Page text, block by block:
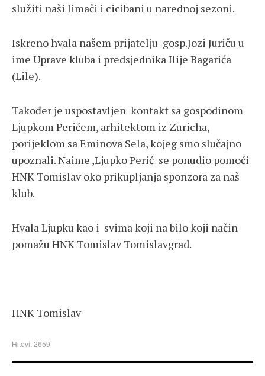
služiti naši limači i cicibani u narednoj sezoni.
Iskreno hvala našem prijatelju gosp.Jozi Juriču u
ime Uprave kluba i predsjednika Ilije Bagarića
(Lile).
Također je uspostavljen kontakt sa gospodinom
Ljupkom Perićem, arhitektom iz Zuricha,
porijeklom sa Eminova Sela, kojeg smo slučajno
upoznali. Naime ,Ljupko Perić se ponudio pomoći
HNK Tomislav oko prikupljanja sponzora za naš
klub.
Hvala Ljupku kao i svima koji na bilo koji način
pomažu HNK Tomislav Tomislavgrad.
HNK Tomislav
Hitovi: 2659